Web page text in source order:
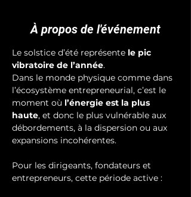
À propos de l'événement
Le solstice d’été représente le pic
vibratoire de l’année.
Dans le monde physique comme dans
l’écosystème entrepreneurial, c’est le
moment où l’énergie est la plus
haute, et donc le plus vulnérable aux
débordements, à la dispersion ou aux
expansions incohérentes.
Pour les dirigeants, fondateurs et
entrepreneurs, cette période active :